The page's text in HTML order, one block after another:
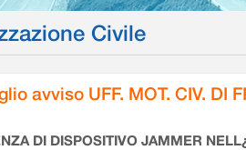
Civile
avviso UFF. MOT. CIV. DI
DI DISPOSITIVO JAMMER